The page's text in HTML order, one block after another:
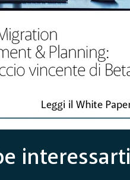
interessarti